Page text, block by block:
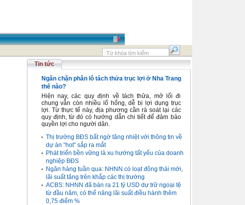
Tin tức
Ngăn chặn phân lô tách thửa trục lợi ở Nha Trang
thế nào?
Hiện nay, các quy định về tách thửa, mở lối đi
chung vẫn còn nhiều lổ hổng, dễ bị lợi dụng trục
lợi. Từ thực tế này, địa phương cần rà soát lại các
quy định, từ đó có hướng dẫn chi tiết để đảm bảo
quyền lợi cho người dân.
Thị trường BĐS bất ngờ tăng nhiệt với thông tin về
dự án “hot” sắp ra mắt
Phát triển bền vững là xu hướng tất yếu của doanh
nghiệp BĐS
Ngân hàng tuần qua: NHNN có loạt động thái mới,
lãi suất tăng trên khắp các thị trường
ACBS: NHNN đã bán ra 21 tỷ USD dự trữ ngoại tệ
từ đầu năm, có thể nâng lãi suất điều hành thêm
0,75 điểm %